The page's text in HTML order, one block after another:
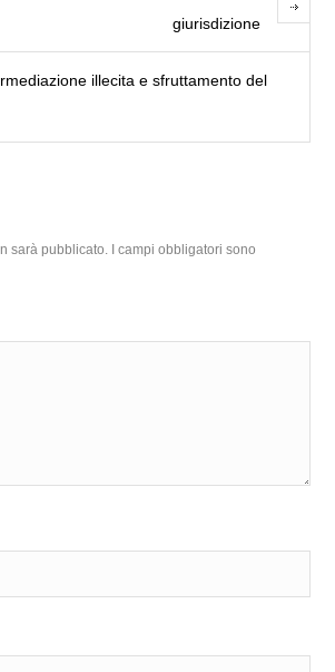
giurisdizione
illecita e sfruttamento del
sarà pubblicato.
I campi obbligatori sono